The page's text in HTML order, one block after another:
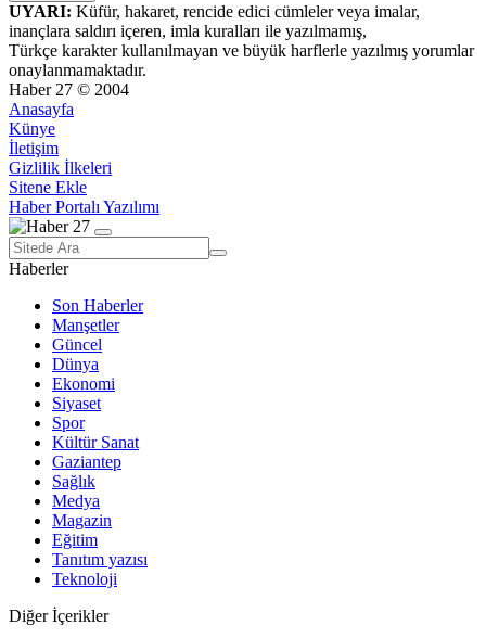
UYARI: Küfür, hakaret, rencide edici cümleler veya imalar,
inançlara saldırı içeren, imla kuralları ile yazılmamış,
Türkçe karakter kullanılmayan ve büyük harflerle yazılmış yorumlar
onaylanmamaktadır.
Haber 27 © 2004
Anasayfa
Künye
İletişim
Gizlilik İlkeleri
Sitene Ekle
Haber Portalı Yazılımı
Haberler
Son Haberler
Manşetler
Güncel
Dünya
Ekonomi
Siyaset
Spor
Kültür Sanat
Gaziantep
Sağlık
Medya
Magazin
Eğitim
Tanıtım yazısı
Teknoloji
Diğer İçerikler